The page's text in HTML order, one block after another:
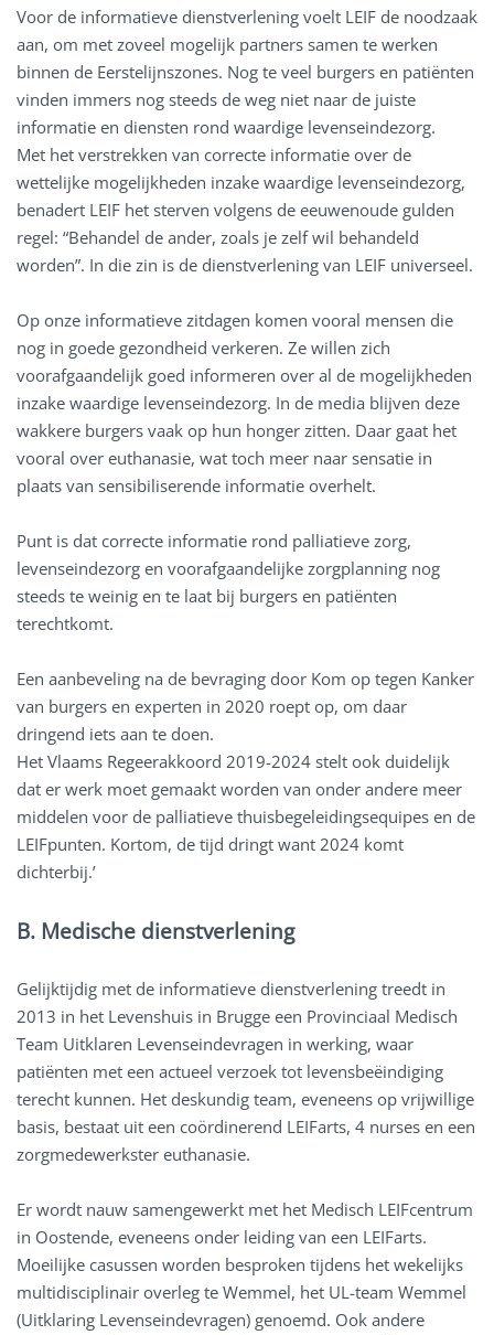
Voor de informatieve dienstverlening voelt LEIF de noodzaak
aan, om met zoveel mogelijk partners samen te werken
binnen de Eerstelijnszones. Nog te veel burgers en patiënten
vinden immers nog steeds de weg niet naar de juiste
informatie en diensten rond waardige levenseindezorg.
Met het verstrekken van correcte informatie over de
wettelijke mogelijkheden inzake waardige levenseindezorg,
benadert LEIF het sterven volgens de eeuwenoude gulden
regel: “Behandel de ander, zoals je zelf wil behandeld
worden”. In die zin is de dienstverlening van LEIF universeel.
Op onze informatieve zitdagen komen vooral mensen die
nog in goede gezondheid verkeren. Ze willen zich
voorafgaandelijk goed informeren over al de mogelijkheden
inzake waardige levenseindezorg. In de media blijven deze
wakkere burgers vaak op hun honger zitten. Daar gaat het
vooral over euthanasie, wat toch meer naar sensatie in
plaats van sensibiliserende informatie overhelt.
Punt is dat correcte informatie rond palliatieve zorg,
levenseindezorg en voorafgaandelijke zorgplanning nog
steeds te weinig en te laat bij burgers en patiënten
terechtkomt.
Een aanbeveling na de bevraging door Kom op tegen Kanker
van burgers en experten in 2020 roept op, om daar
dringend iets aan te doen.
Het Vlaams Regeerakkoord 2019-2024 stelt ook duidelijk
dat er werk moet gemaakt worden van onder andere meer
middelen voor de palliatieve thuisbegeleidingsequipes en de
LEIFpunten. Kortom, de tijd dringt want 2024 komt
dichterbij.’
B. Medische dienstverlening
Gelijktijdig met de informatieve dienstverlening treedt in
2013 in het Levenshuis in Brugge een Provinciaal Medisch
Team Uitklaren Levenseindevragen in werking, waar
patiënten met een actueel verzoek tot levensbeëindiging
terecht kunnen. Het deskundig team, eveneens op vrijwillige
basis, bestaat uit een coördinerend LEIFarts, 4 nurses en een
zorgmedewerkster euthanasie.
Er wordt nauw samengewerkt met het Medisch LEIFcentrum
in Oostende, eveneens onder leiding van een LEIFarts.
Moeilijke casussen worden besproken tijdens het wekelijks
multidisciplinair overleg te Wemmel, het UL-team Wemmel
(Uitklaring Levenseindevragen) genoemd. Ook andere